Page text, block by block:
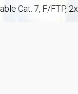
Cat. 7, F/FTP,